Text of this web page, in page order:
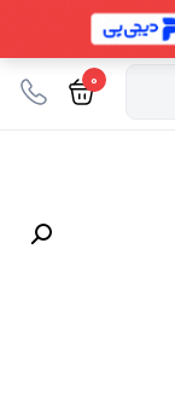
0